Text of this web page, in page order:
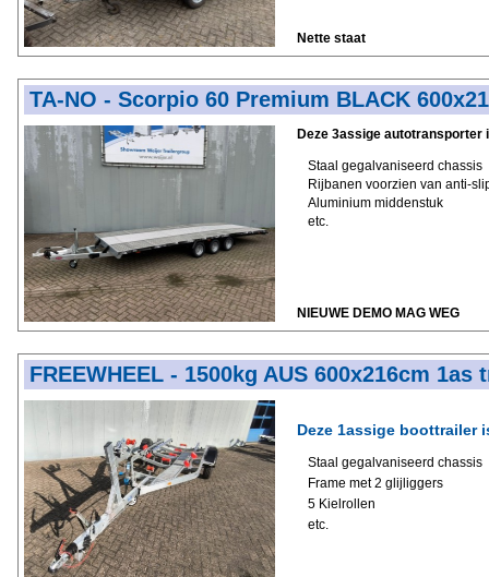
Nette staat
TA-NO - Scorpio 60 Premium BLACK
Deze 3assige autotransporter
Staal gegalvaniseerd chassis
Rijbanen voorzien van anti-
Aluminium middenstuk
etc.
NIEUWE DEMO MAG WEG
FREEWHEEL - 1500kg AUS 600x216cm 1as
Deze 1assige boottrailer
Staal gegalvaniseerd chassis
Frame met 2 glijliggers
5 Kielrollen
etc.